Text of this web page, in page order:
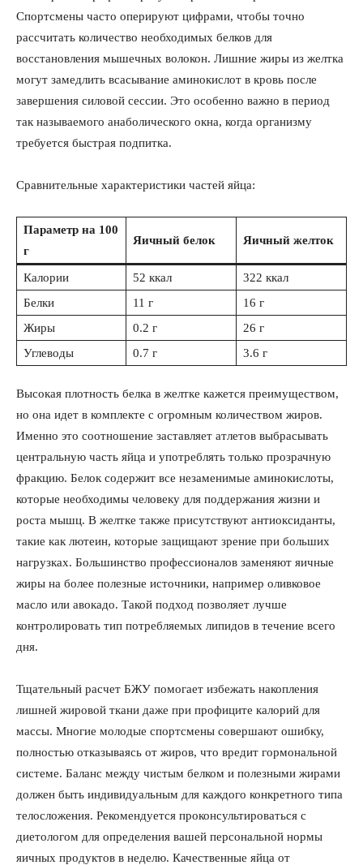
Спортсмены часто оперируют цифрами, чтобы точно
рассчитать количество необходимых белков для
восстановления мышечных волокон. Лишние жиры из желтка
могут замедлить всасывание аминокислот в кровь после
завершения силовой сессии. Это особенно важно в период
так называемого анаболического окна, когда организму
требуется быстрая подпитка.
Сравнительные характеристики частей яйца:
Параметр на 100
г
Яичный белок Яичный желток
Калории 52 ккал
322 ккал
Белки
11 г
16 г
Жиры
0.2 г
26 г
Углеводы
0.7 г 3.6 г
Высокая плотность белка в желтке кажется преимуществом,
но она идет в комплекте с огромным количеством жиров.
Именно это соотношение заставляет атлетов выбрасывать
центральную часть яйца и употреблять только прозрачную
фракцию. Белок содержит все незаменимые аминокислоты,
которые необходимы человеку для поддержания жизни и
роста мышц. В желтке также присутствуют антиоксиданты,
такие как лютеин, которые защищают зрение при больших
нагрузках. Большинство профессионалов заменяют яичные
жиры на более полезные источники, например оливковое
масло или авокадо. Такой подход позволяет лучше
контролировать тип потребляемых липидов в течение всего
дня.
Тщательный расчет БЖУ помогает избежать накопления
лишней жировой ткани даже при профиците калорий для
массы. Многие молодые спортсмены совершают ошибку,
полностью отказываясь от жиров, что вредит гормональной
системе. Баланс между чистым белком и полезными жирами
должен быть индивидуальным для каждого конкретного типа
телосложения. Рекомендуется проконсультироваться с
диетологом для определения вашей персональной нормы
яичных продуктов в неделю. Качественные яйца от